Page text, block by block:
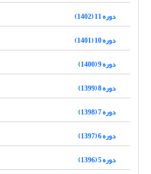
دوره 11 (1402)
دوره 10 (1401)
دوره 9 (1400)
دوره 8 (1399)
دوره 7 (1398)
دوره 6 (1397)
دوره 5 (1396)